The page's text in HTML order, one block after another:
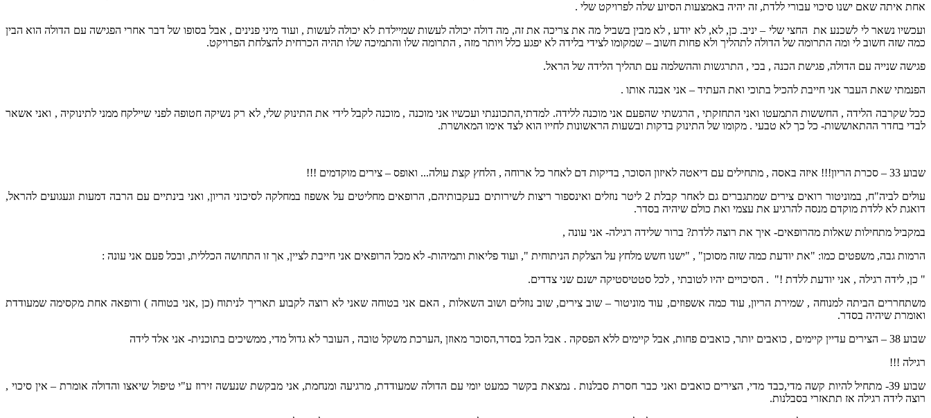
אחת איתה שאם ישנו סיכוי עבורי ללדת, זה יהיה באמצעות הסיוע שלה לפרויקט שלי .
ועכשיו נשאר לי לשכנע את החצי שלי – יניב. כן, לא, לא יודע , לא מבין בשביל מה את צריכה את זה, מה דולה יכולה לעשות שמיילדת לא יכולה לעשות , ועוד מיני פנינים , אבל בסופו של דבר אחרי הפגישה עם הדולה הוא הבין
כמה שזה חשוב לי ומה התרומה של הדולה לתהליך ולא פחות חשוב – שמקומו לצידי בלידה לא יפגע כלל ויותר מזה , התרומה שלו והתמיכה שלו תהיה הכרחית להצלחת הפרויקט.
פגישה שנייה עם הדולה, פגישת הכנה , בכי , התרגשות וההשלמה עם תהליך הלידה של הראל.
הפנמתי שאת העבר אני חייבת להכיל בתוכי ואת העתיד – אני אבנה אותו .
ככל שקרבה הלידה , החששות התמעטו ואני התחזקתי , הרגשתי שהפעם אני מוכנה ללידה. למדתי,התכוננתי ועכשיו אני מוכנה , מוכנה לקבל לידי את התינוק שלי, לא רק נשיקה חטופה לפני שיילקח ממני לתינוקיה , ואני אשאר
לבדי בחדר ההתאוששות- כל כך לא טבעי . מקומו של התינוק בדקות ובשעות הראשונות לחייו הוא לצד אימו המאושרת.
שבוע 33 – סכרת הריון!!! איזה באסה , מתחילים עם דיאטה לאיזון הסוכר, בדיקות דם לאחר כל ארוחה , הלחץ קצת עולה... ואופס – צירים מוקדמים !!!
עולים לביה"ח, במוניטור רואים צירים שמתגברים גם לאחר קבלת 2 ליטר נוזלים ואינספור ריצות לשירותים בעקבותיהם, הרופאים מחליטים על אשפוז במחלקה לסיכוני הריון, ואני בינתיים עם הרבה דמעות וגעגועים להראל,
דואגת לא ללדת מוקדם מנסה להרגיע את עצמי ואת כולם שיהיה בסדר.
במקביל מתחילות שאלות מהרופאים- איך את רוצה ללדת? ברור שלידה רגילה- אני עונה ,
הרמות גבה, משפטים כמו: "את יודעת כמה שזה מסוכן" , "ישנו חשש מלחץ על הצלקת הניתוחית ", ועוד פליאות ותמיהות- לא מכל הרופאים אני חייבת לציין, אך זו התחושה הכללית, ובכל פעם אני עונה :
" כן, לידה רגילה , אני יודעת ללדת !" . הסיכויים יהיו לטובתי , לכל סטטיסטיקה ישנם שני צדדים.
משתחררים הביתה למנוחה , שמירת הריון, עוד כמה אשפוזים, עוד מוניטור – שוב צירים, שוב נוזלים ושוב השאלות , האם אני בטוחה שאני לא רוצה לקבוע תאריך לניתוח (כן ,אני בטוחה ) ורופאה אחת מקסימה שמעודדת
ואומרת שיהיה בסדר.
שבוע 38 – הצירים עדיין קיימים , כואבים יותר, כואבים פחות, אבל קיימים ללא הפסקה . אבל הכל בסדר,הסוכר מאוזן ,הערכת משקל טובה , העובר לא גדול מדי, ממשיכים בתוכנית- אני אלד לידה
רגילה !!!
שבוע 39- מתחיל להיות קשה מדי,כבד מדי, הצירים כואבים ואני כבר חסרת סבלנות . נמצאת בקשר כמעט יומי עם הדולה שמעודדת, מרגיעה ומנחמת, אני מבקשת שנעשה זירוז ע"י טיפול שיאצו והדולה אומרת – אין סיכוי ,
רוצה לידה רגילה אז תתאזרי בסבלנות.